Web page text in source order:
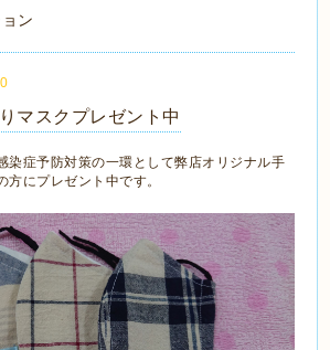
ン
マスクプレゼント中
染症予防対策の一環として弊店オリジナル手
方にプレゼント中です。